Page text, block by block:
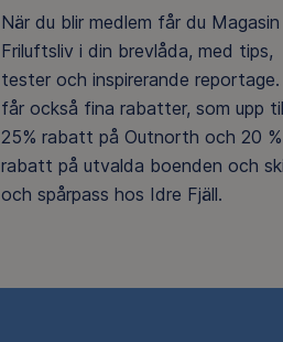
När du blir medlem får du Magasin
Friluftsliv i din brevlåda, med tips,
tester och inspirerande reportage.
får också fina rabatter, som upp
25% rabatt på Outnorth och 20 %
rabatt på utvalda boenden och
och spårpass hos Idre Fjäll.